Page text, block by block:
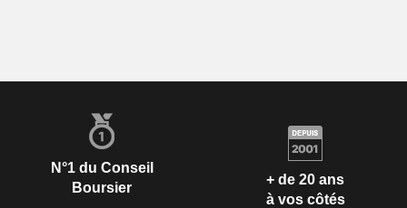
N°1 du Conseil
Boursier
+ de 20 ans
à vos côtés